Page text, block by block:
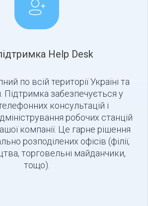
Help Desk
по всій території Україні та
Підтримка забезпечується у
консультацій і
робочих станцій
компанії. Це гарне рішення
розподілених офісів (філії,
торговельні майданчики,
тощо).